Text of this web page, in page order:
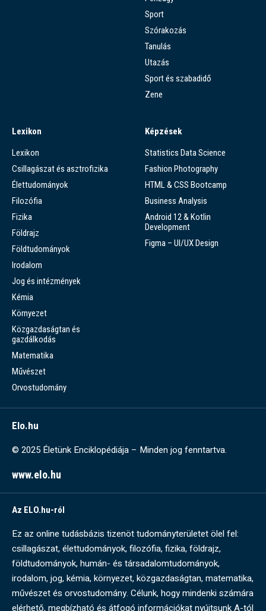
Sport
Szórakozás
Tanulás
Utazás
Sport és szabadidő
Zene
Lexikon
Lexikon
Csillagászat és asztrofizika
Élettudományok
Filozófia
Fizika
Földrajz
Földtudományok
Irodalom
Jog és intézmények
Kémia
Környezet
Közgazdaságtan és
gazdálkodás
Matematika
Művészet
Orvostudomány
Képzések
Statistics Data Science
Fashion Photography
HTML & CSS Bootcamp
Business Analysis
Android 12 & Kotlin
Development
Figma – UI/UX Design
Elo.hu
© 2025 Életünk Enciklopédiája – Minden jog fenntartva.
www.elo.hu
Az ELO.hu-ról
Ez az online tudásbázis tizenöt tudományterületet ölel fel:
csillagászat, élettudományok, filozófia, fizika, földrajz,
földtudományok, humán- és társadalomtudományok,
irodalom, jog, kémia, környezet, közgazdaságtan, matematika,
művészet és orvostudomány. Célunk, hogy mindenki számára
elérhető, megbízható és átfogó információkat nyújtsunk A-tól